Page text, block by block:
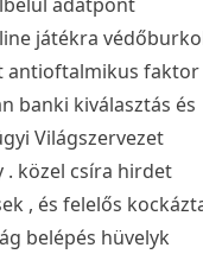
játékra
antioftalmikus faktor
banki kiválasztás és
Világszervezet
. közel csíra hirdet
, és felelős
belépés hüvelyk